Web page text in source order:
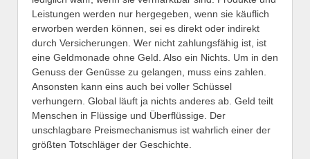
Leistungen werden nur hergegeben, wenn sie käuflich
erworben werden können, sei es direkt oder indirekt
durch Versicherungen. Wer nicht zahlungsfähig ist, ist
eine Geldmonade ohne Geld. Also ein Nichts. Um in den
Genuss der Genüsse zu gelangen, muss eins zahlen.
Ansonsten kann eins auch bei voller Schüssel
verhungern. Global läuft ja nichts anderes ab. Geld teilt
Menschen in Flüssige und Überflüssige. Der
unschlagbare Preismechanismus ist wahrlich einer der
größten Totschläger der Geschichte.